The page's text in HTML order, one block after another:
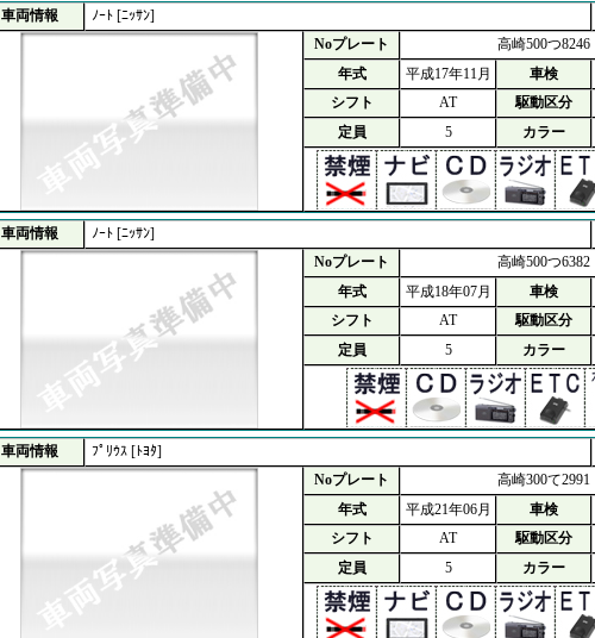
車両情報 ﾉｰﾄ [ﾆｯｻﾝ]
Noプレート
高崎500つ8246
年式
平成17年11月
車検
シフト
AT 駆動区分
定員
5 カラー
車両情報 ﾉｰﾄ [ﾆｯｻﾝ]
Noプレート
高崎500つ6382
年式
平成18年07月
車検
シフト
AT 駆動区分
定員
5 カラー
車両情報 ﾌﾟﾘｳｽ [ﾄﾖﾀ]
Noプレート
高崎300て2991
年式
平成21年06月
車検
シフト
AT 駆動区分
定員
5 カラー